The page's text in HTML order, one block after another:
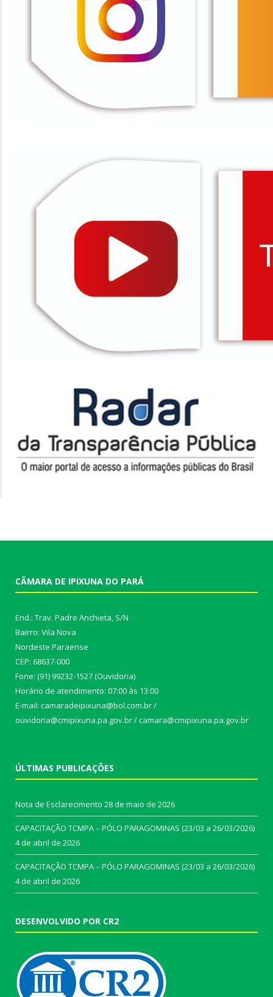
CÂMARA DE IPIXUNA DO PARÁ
End.: Trav. Padre Anchieta, S/N
Bairro: Vila Nova
Nordeste Paraense
CEP: 68637-000
Fone: (91) 99232-1527 (Ouvidoria)
Horário de atendimento: 07:00 às 13:00
E-mail: camaradeipixuna@bol.com.br /
ouvidoria@cmipixuna.pa.gov.br / camara@cmipixuna.pa.gov.br
ÚLTIMAS PUBLICAÇÕES
Nota de Esclarecimento 28 de maio de 2026
CAPACITAÇÃO TCMPA – PÓLO PARAGOMINAS (23/03 a 26/03/2026)
4 de abril de 2026
CAPACITAÇÃO TCMPA – PÓLO PARAGOMINAS (23/03 a 26/03/2026)
4 de abril de 2026
DESENVOLVIDO POR CR2